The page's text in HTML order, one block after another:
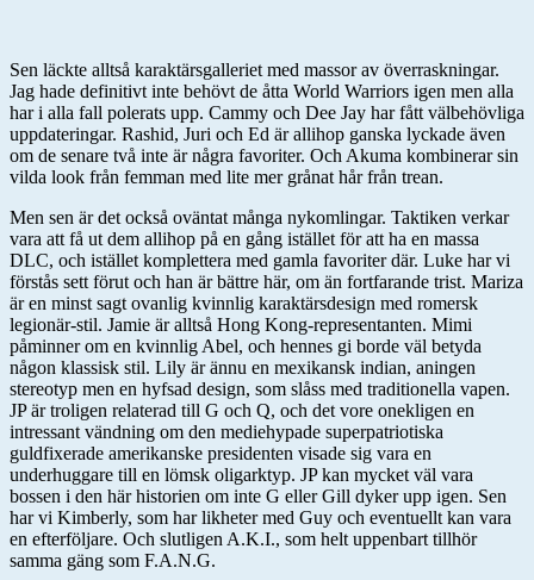
Sen läckte alltså karaktärsgalleriet med massor av överraskningar.
Jag hade definitivt inte behövt de åtta World Warriors igen men alla
har i alla fall polerats upp. Cammy och Dee Jay har fått välbehövliga
uppdateringar. Rashid, Juri och Ed är allihop ganska lyckade även
om de senare två inte är några favoriter. Och Akuma kombinerar sin
vilda look från femman med lite mer grånat hår från trean.
Men sen är det också oväntat många nykomlingar. Taktiken verkar
vara att få ut dem allihop på en gång istället för att ha en massa
DLC, och istället komplettera med gamla favoriter där. Luke har vi
förstås sett förut och han är bättre här, om än fortfarande trist. Mariza
är en minst sagt ovanlig kvinnlig karaktärsdesign med romersk
legionär-stil. Jamie är alltså Hong Kong-representanten. Mimi
påminner om en kvinnlig Abel, och hennes gi borde väl betyda
någon klassisk stil. Lily är ännu en mexikansk indian, aningen
stereotyp men en hyfsad design, som slåss med traditionella vapen.
JP är troligen relaterad till G och Q, och det vore onekligen en
intressant vändning om den mediehypade superpatriotiska
guldfixerade amerikanske presidenten visade sig vara en
underhuggare till en lömsk oligarktyp. JP kan mycket väl vara
bossen i den här historien om inte G eller Gill dyker upp igen. Sen
har vi Kimberly, som har likheter med Guy och eventuellt kan vara
en efterföljare. Och slutligen A.K.I., som helt uppenbart tillhör
samma gäng som F.A.N.G.